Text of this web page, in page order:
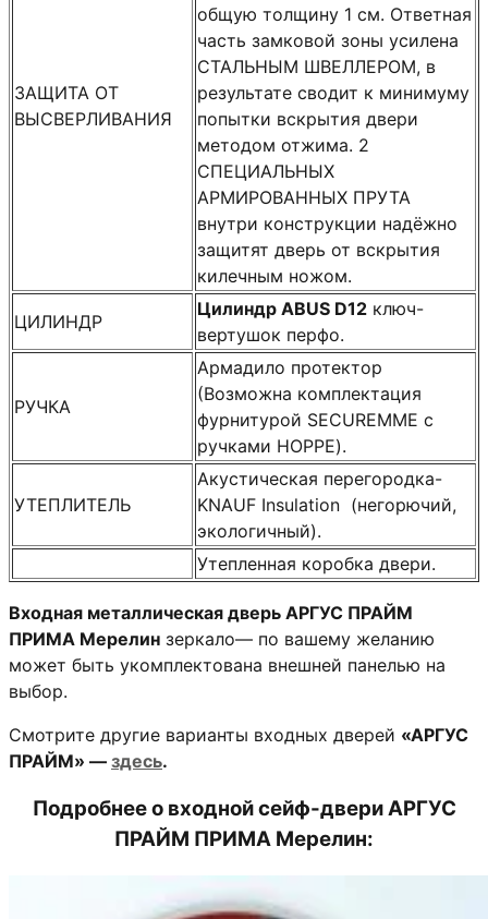
ЗАЩИТА ОТ
ВЫСВЕРЛИВАНИЯ
общую толщину 1 см. Ответная
часть замковой зоны усилена
СТАЛЬНЫМ ШВЕЛЛЕРОМ, в
результате сводит к минимуму
попытки вскрытия двери
методом отжима. 2
СПЕЦИАЛЬНЫХ
АРМИРОВАННЫХ ПРУТА
внутри конструкции надёжно
защитят дверь от вскрытия
килечным ножом.
ЦИЛИНДР
Цилиндр ABUS D12 ключ-
вертушок перфо.
РУЧКА
Армадило протектор
(Возможна комплектация
фурнитурой SECUREMME с
ручками HOPPE).
УТЕПЛИТЕЛЬ
Акустическая перегородка-
KNAUF Insulation (негорючий,
экологичный).
Утепленная коробка двери.
Входная металлическая дверь АРГУС ПРАЙМ
ПРИМА Мерелин зеркало— по вашему желанию
может быть укомплектована внешней панелью на
выбор.
Смотрите другие варианты входных дверей «АРГУС
ПРАЙМ» — здесь.
Подробнее овходной сейф-двери АРГУС
ПРАЙМ ПРИМА Мерелин: